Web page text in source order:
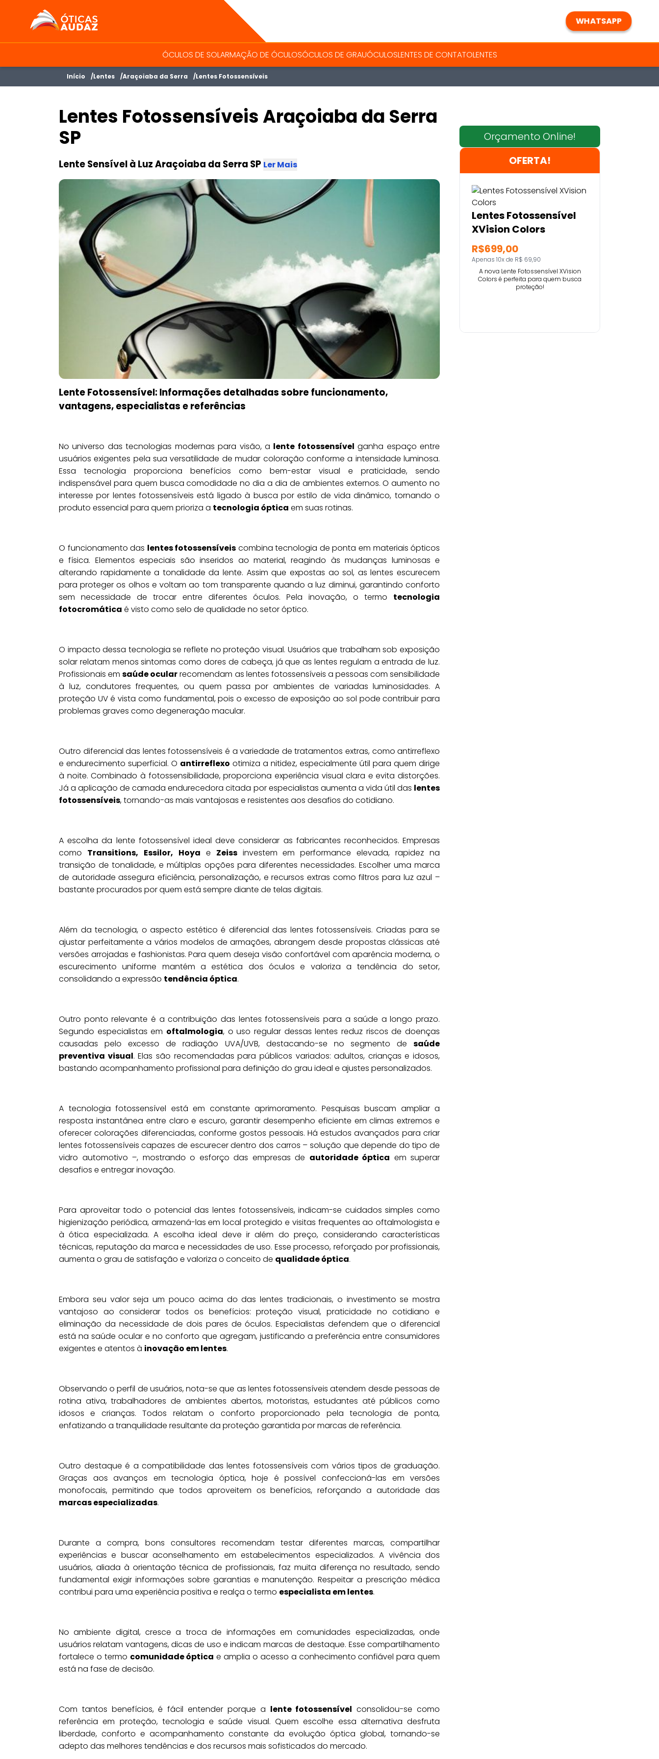
ÓTICAS AUDAZ
WHATSAPP
ÓCULOS DE SOLARMAÇÃO DE ÓCULOSÓCULOS DE GRAUÓCULOSLENTES DE CONTATOLENTES
Início Lentes Araçoiaba da Serra Lentes Fotossensíveis
Lentes Fotossensíveis Araçoiaba da Serra
SP
Lente Sensível à Luz Araçoiaba da Serra SP Ler Mais
Lente Fotossensível: Informações detalhadas sobre funcionamento,
vantagens, especialistas e referências
No universo das tecnologias modernas para visão, a lente fotossensível ganha espaço entre
usuários exigentes pela sua versatilidade de mudar coloração conforme a intensidade luminosa.
Essa tecnologia proporciona benefícios como bem-estar visual e praticidade, sendo
indispensável para quem busca comodidade no dia a dia de ambientes externos. O aumento no
interesse por lentes fotossensíveis está ligado à busca por estilo de vida dinâmico, tornando o
produto essencial para quem prioriza a tecnologia óptica em suas rotinas.
O funcionamento das lentes fotossensíveis combina tecnologia de ponta em materiais ópticos
e física. Elementos especiais são inseridos ao material, reagindo às mudanças luminosas e
alterando rapidamente a tonalidade da lente. Assim que expostas ao sol, as lentes escurecem
para proteger os olhos e voltam ao tom transparente quando a luz diminui, garantindo conforto
sem necessidade de trocar entre diferentes óculos. Pela inovação, o termo tecnologia
fotocromática é visto como selo de qualidade no setor óptico.
O impacto dessa tecnologia se reflete no proteção visual. Usuários que trabalham sob exposição
solar relatam menos sintomas como dores de cabeça, já que as lentes regulam a entrada de luz.
Profissionais emsaúde ocularrecomendam as lentes fotossensíveis a pessoas com sensibilidade
à luz, condutores frequentes, ou quem passa por ambientes de variadas luminosidades. A
proteção UV é vista como fundamental, pois o excesso de exposição ao sol pode contribuir para
problemas graves como degeneração macular.
Outro diferencial das lentes fotossensíveis é a variedade de tratamentos extras, como antirreflexo
e endurecimento superficial. O antirreflexo otimiza a nitidez, especialmente útil para quem dirige
à noite. Combinado à fotossensibilidade, proporciona experiência visual clara e evita distorções.
Já a aplicação de camada endurecedora citada por especialistas aumenta a vida útil das lentes
fotossensíveis, tornando-as mais vantajosas e resistentes aos desafios do cotidiano.
A escolha da lente fotossensível ideal deve considerar as fabricantes reconhecidos. Empresas
como Transitions, Essilor, Hoya e Zeissinvestem em performance elevada, rapidez na
transição de tonalidade, e múltiplas opções para diferentes necessidades. Escolher uma marca
de autoridade assegura eficiência, personalização, e recursos extras como filtros para luz azul –
bastante procurados por quem está sempre diante de telas digitais.
Além da tecnologia, o aspecto estético é diferencial das lentes fotossensíveis. Criadas para se
ajustar perfeitamente a vários modelos de armações, abrangem desde propostas clássicas até
versões arrojadas e fashionistas. Para quem deseja visão confortável com aparência moderna, o
escurecimento uniforme mantém a estética dos óculos e valoriza a tendência do setor,
consolidando a expressão tendência óptica.
Outro ponto relevante é a contribuição das lentes fotossensíveis para a saúde a longo prazo.
Segundo especialistas em oftalmologia, o uso regular dessas lentes reduz riscos de doenças
causadas pelo excesso de radiação UVA/UVB, destacando-se no segmento desaúde
preventiva visual. Elas são recomendadas para públicos variados: adultos, crianças e idosos,
bastando acompanhamento profissional para definição do grau ideal e ajustes personalizados.
A tecnologia fotossensível está em constante aprimoramento. Pesquisas buscam ampliar a
resposta instantânea entre claro e escuro, garantir desempenho eficiente em climas extremos e
oferecer colorações diferenciadas, conforme gostos pessoais. Há estudos avançados para criar
lentes fotossensíveis capazes de escurecer dentro dos carros – solução que depende do tipo de
vidro automotivo –, mostrando o esforço das empresas de autoridade óptica em superar
desafios e entregar inovação.
Para aproveitar todo o potencial das lentes fotossensíveis, indicam-se cuidados simples como
higienização periódica, armazená-las em local protegido e visitas frequentes ao oftalmologista e
à ótica especializada. A escolha ideal deve ir além do preço, considerando características
técnicas, reputação da marca e necessidades de uso. Esse processo, reforçado por profissionais,
aumenta o grau de satisfação e valoriza o conceito de qualidade óptica.
Embora seu valor seja um pouco acima do das lentes tradicionais, o investimento se mostra
vantajoso ao considerar todos os benefícios: proteção visual, praticidade no cotidiano e
eliminação da necessidade de dois pares de óculos. Especialistas defendem que o diferencial
está na saúde ocular e no conforto que agregam, justificando a preferência entre consumidores
exigentes e atentos à inovação em lentes.
Observando o perfil de usuários, nota-se que as lentes fotossensíveis atendem desde pessoas de
rotina ativa, trabalhadores de ambientes abertos, motoristas, estudantes até públicos como
idosos e crianças. Todos relatam o conforto proporcionado pela tecnologia de ponta,
enfatizando a tranquilidade resultante da proteção garantida por marcas de referência.
Outro destaque é a compatibilidade das lentes fotossensíveis com vários tipos de graduação.
Graças aos avanços em tecnologia óptica, hoje é possível confeccioná-las em versões
monofocais, permitindo que todos aproveitem os benefícios, reforçando a autoridade das
marcas especializadas.
Durante a compra, bons consultores recomendam testar diferentes marcas, compartilhar
experiências e buscar aconselhamento em estabelecimentos especializados. A vivência dos
usuários, aliada à orientação técnica de profissionais, faz muita diferença no resultado, sendo
fundamental exigir informações sobre garantias e manutenção. Respeitar a prescrição médica
contribui para uma experiência positiva e realça o termo especialista em lentes.
No ambiente digital, cresce a troca de informações em comunidades especializadas, onde
usuários relatam vantagens, dicas de uso e indicam marcas de destaque. Esse compartilhamento
fortalece o termo comunidade óptica e amplia o acesso a conhecimento confiável para quem
está na fase de decisão.
Com tantos benefícios, é fácil entender porque a lente fotossensível consolidou-se como
referência em proteção, tecnologia e saúde visual. Quem escolhe essa alternativa desfruta
liberdade, conforto e acompanhamento constante da evolução óptica global, tornando-se
adepto das melhores tendências e dos recursos mais sofisticados do mercado.
Orçamento Online!
OFERTA!
Lentes Fotossensível
XVision Colors
R$699,00
Apenas 10x de R$ 69,90
A nova Lente Fotossensível XVision
Colors é perfeita para quem busca
proteção!